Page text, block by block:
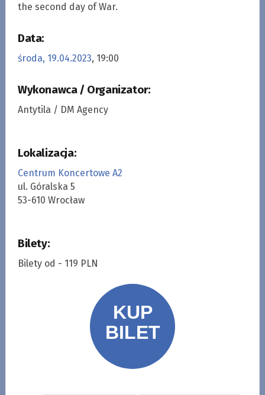
the second day of War.
Data:
środa, 19.04.2023, 19:00
Wykonawca / Organizator:
Antytila / DM Agency
Lokalizacja:
Centrum Koncertowe A2
ul. Góralska 5
53-610 Wrocław
Bilety:
Bilety od - 119 PLN